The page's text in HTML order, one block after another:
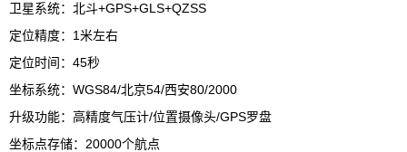
卫星系统：北斗+GPS+GLS+QZSS
定位精度： 1米左右
定位时间： 45秒
坐标系统： WGS84/北京54/西安80/2000
升级功能：高精度气压计/位置摄像头/GPS罗盘
坐标点存储： 20000个航点